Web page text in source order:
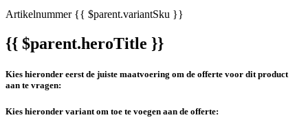
Artikelnummer{{ $parent.variantSku }}
{{ $parent.heroTitle }}
Kies hieronder eerst de juiste maatvoering om de offerte voor dit product
aan te vragen:
Kies hieronder variant om toe te voegen aan de offerte: